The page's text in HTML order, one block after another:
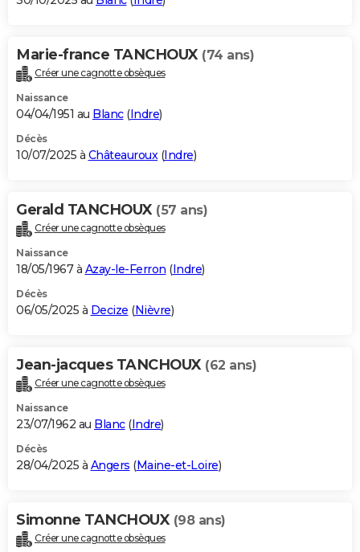
Marie-france TANCHOUX (74 ans)
Créer une cagnotte obsèques
Naissance
04/04/1951 au Blanc(Indre)
Décès
10/07/2025 à Châteauroux(Indre)
Gerald TANCHOUX (57 ans)
Créer une cagnotte obsèques
Naissance
18/05/1967 à Azay-le-Ferron (Indre)
Décès
06/05/2025 à Decize (Nièvre)
Jean-jacques TANCHOUX (62 ans)
Créer une cagnotte obsèques
Naissance
23/07/1962 au Blanc(Indre)
Décès
28/04/2025 à Angers (Maine-et-Loire)
Simonne TANCHOUX (98 ans)
Créer une cagnotte obsèques